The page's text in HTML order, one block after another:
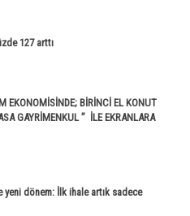
127 arttı
EKONOMİSİNDE; BİRİNCİ EL KONUT
GAYRİMENKUL ” İLE EKRANLARA
yeni dönem: İlk ihale artık sadece